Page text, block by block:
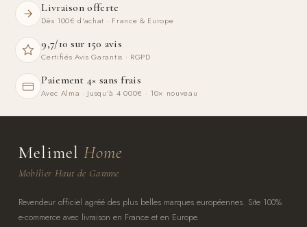
Livraison offerte
Dès 100€ d'achat · France & Europe
9,7/10 sur 150 avis
Certifiés Avis Garantis · RGPD
Paiement 4× sans frais
Avec Alma · Jusqu'à 4 000€ · 10× nouveau
Melimel Home
Mobilier Haut de Gamme
Revendeur officiel agréé des plus belles marques européennes. Site 100%
e-commerce avec livraison en France et en Europe.